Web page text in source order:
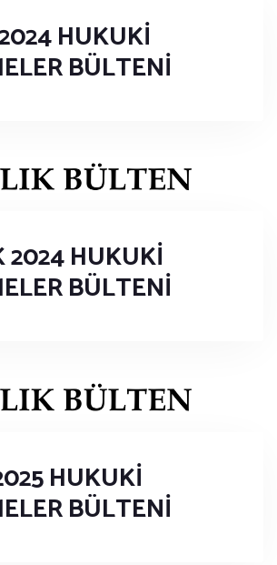
HUKUKİ
BÜLTENİ
2024 HUKUKİ
BÜLTENİ
HUKUKİ
BÜLTENİ